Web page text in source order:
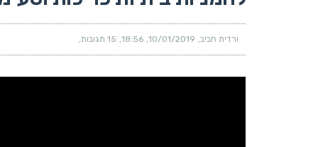
ורדית חביב 10/01/2019
18:56 15 תגובות